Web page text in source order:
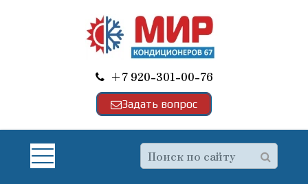
+7 920-301-00-76
Задать вопрос